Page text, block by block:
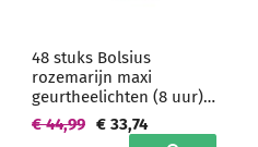
48 stuks Bolsius
rozemarijn maxi
geurtheelichten (8 uur)
clear cups -
grootverpakking
€ 33,74
€ 44,99